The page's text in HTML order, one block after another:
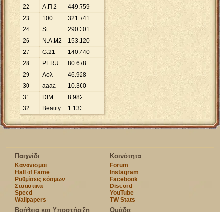
22
Α.Π.2 449.759
23
100 321.741
24
St 290.301
26
Ν.Λ.Μ2 153.120
27
G.21 140.440
28
PERU 80.678
29
Λολ 46.928
30
aaaa 10.360
31
DIM 8.982
32
Beauty 1.133
Παιχνίδι
Κανονισμοι
Hall of Fame
Ρυθμίσεις κόσμων
Στατιστικα
Speed
Wallpapers
Κοινότητα
Forum
Instagram
Facebook
Discord
YouTube
TW Stats
Βοήθεια και Υποστήριξη Ομάδα